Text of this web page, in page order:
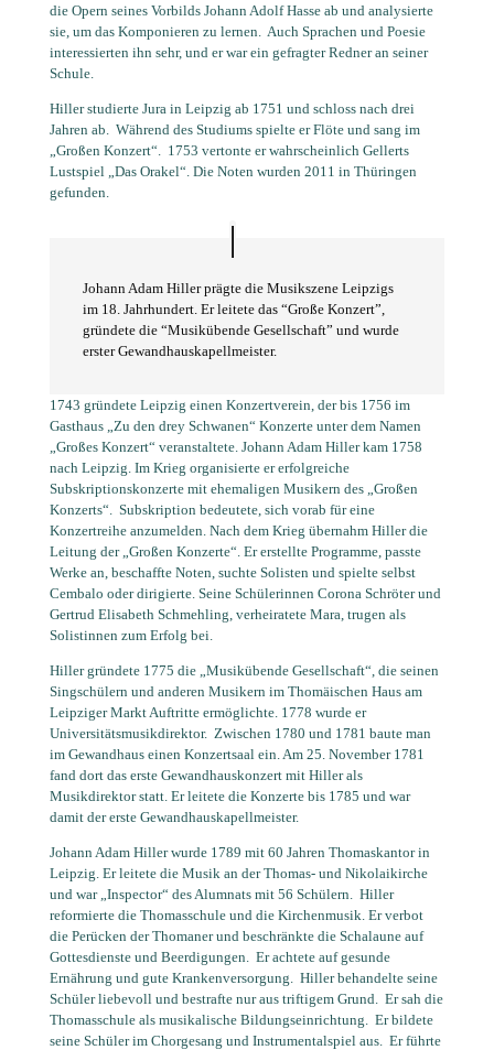
die Opern seines Vorbilds Johann Adolf Hasse ab und analysierte
sie, um das Komponieren zu lernen.
Auch Sprachen und Poesie
interessierten ihn sehr, und er war ein gefragter Redner an seiner
Schule.
Hiller studierte Jura in Leipzig ab 1751 und schloss nach drei
Jahren ab.
Während des Studiums spielte er Flöte und sang im
„Großen Konzert“.
1753 vertonte er wahrscheinlich Gellerts
Lustspiel „Das Orakel“. Die Noten wurden 2011 in Thüringen
gefunden.
Johann Adam Hiller prägte die Musikszene Leipzigs
im 18. Jahrhundert. Er leitete das “Große Konzert”,
gründete die “Musikübende Gesellschaft” und wurde
erster Gewandhauskapellmeister.
1743 gründete Leipzig einen Konzertverein, der bis 1756 im
Gasthaus „Zu den drey Schwanen“ Konzerte unter dem Namen
„Großes Konzert“ veranstaltete. Johann Adam Hiller kam 1758
nach Leipzig. Im Krieg organisierte er erfolgreiche
Subskriptionskonzerte mit ehemaligen Musikern des „Großen
Konzerts“. Subskription bedeutete, sich vorab für eine
Konzertreihe anzumelden. Nach dem Krieg übernahm Hiller die
Leitung der „Großen Konzerte“. Er erstellte Programme, passte
Werke an, beschaffte Noten, suchte Solisten und spielte selbst
Cembalo oder dirigierte. Seine Schülerinnen Corona Schröter und
Gertrud Elisabeth Schmehling, verheiratete Mara, trugen als
Solistinnen zum Erfolg bei.
Hiller gründete 1775 die „Musikübende Gesellschaft“, die seinen
Singschülern und anderen Musikern im Thomäischen Haus am
Leipziger Markt Auftritte ermöglichte. 1778 wurde er
Universitätsmusikdirektor. Zwischen 1780 und 1781 baute man
im Gewandhaus einen Konzertsaal ein. Am 25. November 1781
fand dort das erste Gewandhauskonzert mit Hiller als
Musikdirektor statt. Er leitete die Konzerte bis 1785 und war
damit der erste Gewandhauskapellmeister.
Johann Adam Hiller wurde 1789 mit 60 Jahren Thomaskantor in
Leipzig. Er leitete die Musik an der Thomas- und Nikolaikirche
und war „Inspector“ des Alumnats mit 56 Schülern.
Hiller
reformierte die Thomasschule und die Kirchenmusik. Er verbot
die Perücken der Thomaner und beschränkte die Schalaune auf
Gottesdienste und Beerdigungen.
Er achtete auf gesunde
Ernährung und gute Krankenversorgung.
Hiller behandelte seine
Schüler liebevoll und bestrafte nur aus triftigem Grund.
Er sah die
Thomasschule als musikalische Bildungseinrichtung.
Er bildete
seine Schüler im Chorgesang und Instrumentalspiel aus. Er führte